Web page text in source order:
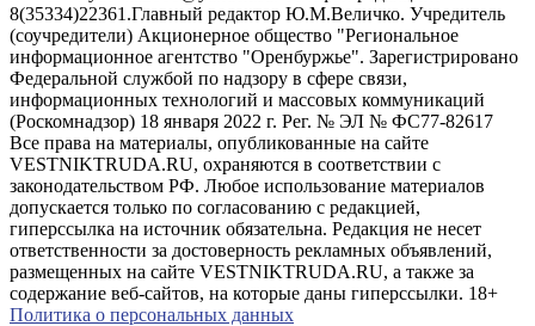
8(35334)22361.Главный редактор Ю.М.Величко. Учредитель
(соучредители) Акционерное общество "Региональное
информационное агентство "Оренбуржье". Зарегистрировано
Федеральной службой по надзору в сфере связи,
информационных технологий и массовых коммуникаций
(Роскомнадзор) 18 января 2022 г. Рег. № ЭЛ № ФС77-82617
Все права на материалы, опубликованные на сайте
VESTNIKTRUDA.RU, охраняются в соответствии с
законодательством РФ. Любое использование материалов
допускается только по согласованию с редакцией,
гиперссылка на источник обязательна. Редакция не несет
ответственности за достоверность рекламных объявлений,
размещенных на сайте VESTNIKTRUDA.RU, а также за
содержание веб-сайтов, на которые даны гиперссылки. 18+
Политика о персональных данных